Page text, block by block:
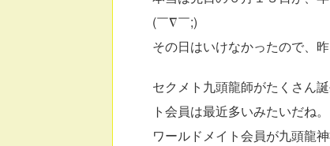
(￣∇￣;)
その日はいけなかったので、
セクメト九頭龍師がたくさん
ト会員は最近多いみたいだね。
ワールドメイト会員が九頭龍